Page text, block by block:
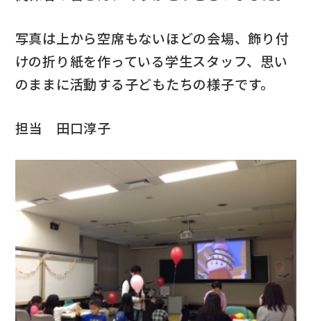
写真は上から空席もないほどの会場、飾り付
けの折り紙を作っている学生スタッフ、思い
のままに活動する子どもたちの様子です。
担当 田口淳子